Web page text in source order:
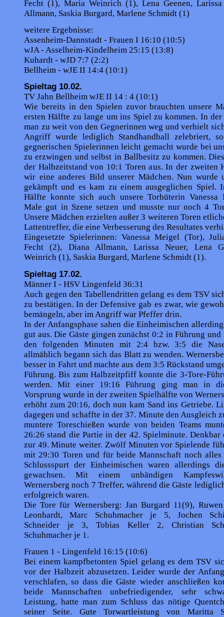
Fecht (1), Maria Weinrich (1), Lena Geenen,
Allmann, Saskia Burgard, Marlene Schmidt (1)
weitere Ergebnisse:
Assenheim-Dannstadt - Frauen I 16:10 (10:5)
wJA - Asselheim-Kindelheim 25:15 (13:8)
Kuhardt - wJD 7:7 (2:2)
Bellheim - wJE II 14:4 (10:1)
Spieltag 10.02.
TV Jahn Bellheim wJE II 14 : 4 (10:1)
Wie bereits in den Spielen zuvor brauchten unsere
ersten Hälfte zu lange um ins Spiel zu kommen. In
man zu weit von den Gegnerinnen weg und verhielt
Angriff wurde lediglich Standhandball zelebriert,
gegnerischen Spielerinnen leicht gemacht wurde bei
zu erzwingen und selbst in Ballbesitz zu kommen.
der Halbzeitstand von 10:1 Toren aus. In der zweiten
wir eine anderes Bild unserer Mädchen. Nun wurde
gekämpft und es kam zu einem ausgeglichen Spiel.
Hälfte konnte sich auch unsere Torhüterin Vanessa
Male gut in Szene setzen und musste nur noch 4
Unsere Mädchen erzielten außer 3 weiteren Toren
Lattentreffer, die eine Verbesserung des Resultates
Eingesetzte Spielerinnen: Vanessa Meigel (Tor),
Fecht (2), Diana Allmann, Larissa Neuer, Lena
Weinrich (1), Saskia Burgard, Marlene Schmidt (1).
Spieltag 17.02.
Männer I - HSV Lingenfeld 36:31
Auch gegen den Tabellendritten gelang es dem TSV
zu bestätigen. In der Defensive gab es zwar, wie
bemängeln, aber im Angriff war Pfeffer drin.
In der Anfangsphase sahen die Einheimischen
gut aus. Die Gäste gingen zunächst 0:2 in Führung
den folgenden Minuten mit 2:4 bzw. 3:5 die
allmählich begann sich das Blatt zu wenden.
besser in Fahrt und machte aus dem 3:5 Rückstand
Führung. Bis zum Halbzeitpfiff konnte die 3-Tore-
werden. Mit einer 19:16 Führung ging man in
Vorsprung wurde in der zweiten Spielhälfte von
erhöht zum 20:16, doch nun kam Sand ins Getriebe.
dage­gen und schaffte in der 37. Minute den Ausgleich
muntere Toreschießen wurde von beiden Teams
26:26 stand die Partie in der 42. Spielminute. Denkbar
zur 49. Minute weiter. Zwölf Minuten vor Spielende
mit 29:30 Toren und für beide Mannschaft noch alles
Schlussspurt der Einheimischen waren allerdings
gewachsen. Mit einem unbändigen
Wernersberg noch 7 Treffer, während die Gäste
erfolgreich waren.
Die Tore für Wernersberg: Jan Burgard 11(9),
Leonhardt, Marc Schuhmacher je 5, Jochen
Schneider je 3, Tobias Keller 2, Christian
Schuhmacher je 1.
Frauen 1 - Lingenfeld 16:15 (10:6)
Bei einem kampfbetonten Spiel gelang es dem TSV
vor der Halbzeit abzusetzen. Leider wurde der
verschlafen, so dass die Gäste wie­der anschließen
beide Mannschaften unbefriedigender, sehr
Leistung, hatte man zum Schluss das nötige
seiner Seite. Gute Torwartleistung von Maritta